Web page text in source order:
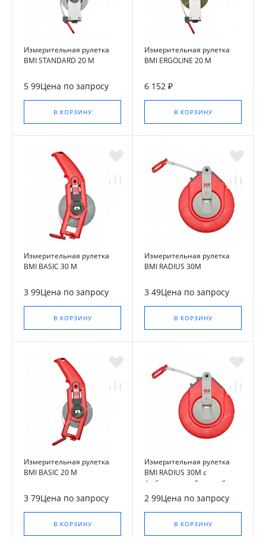
Измерительная рулетка
BMI STANDARD 20 M
5 99Цена по запросу
В КОРЗИНУ
Измерительная рулетка
BMI ERGOLINE 20 M
6 152 ₽
В КОРЗИНУ
Измерительная рулетка
BMI BASIC 30 M
3 99Цена по запросу
В КОРЗИНУ
Измерительная рулетка
BMI RADIUS 30M
3 49Цена по запросу
В КОРЗИНУ
Измерительная рулетка
BMI BASIC 20 M
3 79Цена по запросу
В КОРЗИНУ
Измерительная рулетка
BMI RADIUS 30M с
фибергласовой лентой
2 99Цена по запросу
В КОРЗИНУ